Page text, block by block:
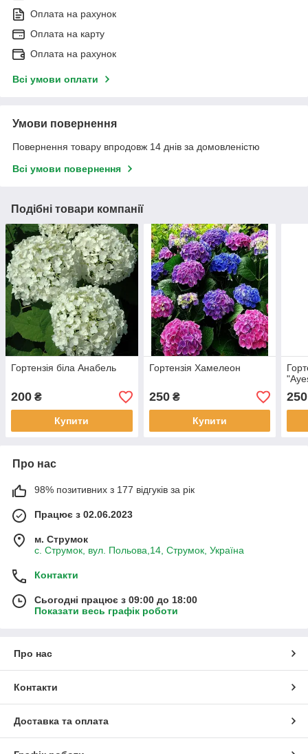
Оплата на рахунок
Оплата на карту
Оплата на рахунок
Всі умови оплати
Умови повернення
Повернення товару впродовж 14 днів за домовленістю
Всі умови повернення
Подібні товари компанії
Гортензія біла Анабель
200 ₴
Купити
Гортензія Хамелеон
250₴
Купити
250
Про нас
98% позитивних з 177 відгуків за рік
Працює з 02.06.2023
м. Струмок
с. Струмок, вул. Польова,14, Струмок, Україна
Контакти
Сьогодні працює з 09:00 до 18:00
Показати весь графік роботи
Про нас
Контакти
Доставка та оплата